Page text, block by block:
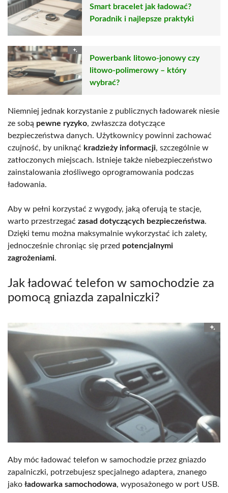
Smart bracelet jak ładować?
Poradnik i najlepsze praktyki
Powerbank litowo-jonowy czy
litowo-polimerowy – który
wybrać?
Niemniej jednak korzystanie z publicznych ładowarek niesie
ze sobą pewne ryzyko, zwłaszcza dotyczące
bezpieczeństwa danych. Użytkownicy powinni zachować
czujność, by uniknąć kradzieży informacji, szczególnie w
zatłoczonych miejscach. Istnieje także niebezpieczeństwo
zainstalowania złośliwego oprogramowania podczas
ładowania.
Aby w pełni korzystać z wygody, jaką oferują te stacje,
warto przestrzegać zasad dotyczących bezpieczeństwa.
Dzięki temu można maksymalnie wykorzystać ich zalety,
jednocześnie chroniąc się przed potencjalnymi
zagrożeniami.
Jak ładować telefon w samochodzie za
pomocą gniazda zapalniczki?
Aby móc ładować telefon w samochodzie przez gniazdo
zapalniczki, potrzebujesz specjalnego adaptera, znanego
jako ładowarka samochodowa, wyposażonego w port USB.